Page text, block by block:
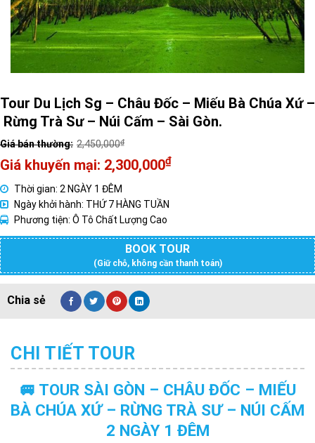
Tour Du Lịch Sg – Châu Đốc – Miếu Bà Chúa Xứ –
Rừng Trà Sư – Núi Cấm – Sài Gòn.
2,450,000₫
Giá
gốc
là:
2,450,000₫.
2,300,000₫
Giá
hiện
tại
là:
2,300,000₫.
Thời gian: 2 NGÀY 1 ĐÊM
Ngày khởi hành: THỨ 7 HÀNG TUẦN
Phương tiện: Ô Tô Chất Lượng Cao
BOOK TOUR
(Giữ chỗ, không cần thanh toán)
CHI TIẾT TOUR
🚐 TOUR SÀI GÒN – CHÂU ĐỐC – MIẾU
BÀ CHÚA XỨ – RỪNG TRÀ SƯ – NÚI CẤM
2 NGÀY 1 ĐÊM